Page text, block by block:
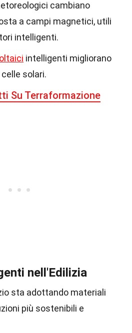
cambiano
a campi magnetici, utili
intelligenti.
intelligenti migliorano
solari.
Su Terraformazione
nell'Edilizia
sta adottando materiali
più sostenibili e